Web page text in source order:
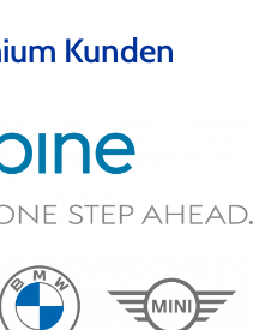
Kunden